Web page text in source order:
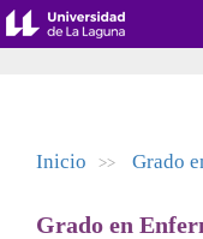
Inicio >> Grado
Grado en